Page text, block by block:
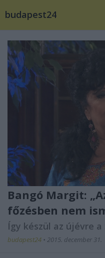
budapest24
Bangó Margit:
főzésben nem
Így készül az újévre
budapest24 • 2015. december 31.